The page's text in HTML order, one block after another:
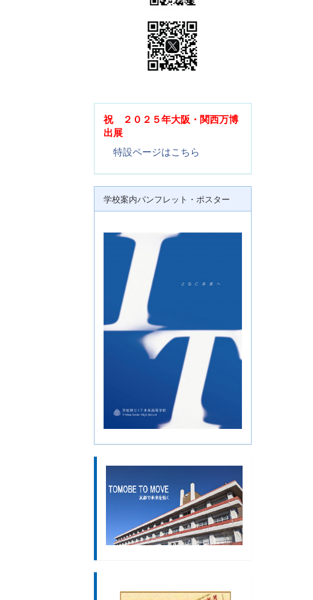
祝 ２０２５年大阪・関西万博
出展
特設ページはこちら
学校案内パンフレット・ポスター